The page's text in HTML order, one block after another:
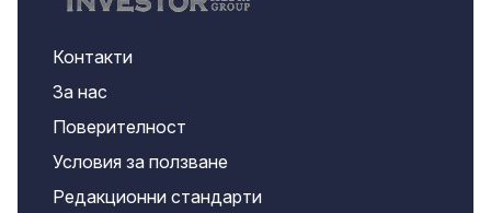
Контакти
За нас
Поверителност
Условия за ползване
Редакционни стандарти